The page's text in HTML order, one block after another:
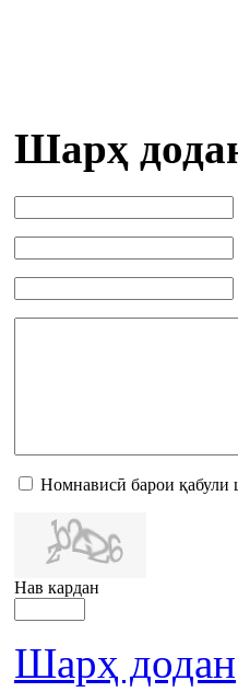
Шарҳ
Номнависӣ барои қабули
Нав кардан
Шарҳ додан